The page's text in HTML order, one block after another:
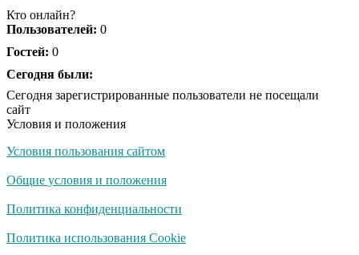
долго
Королева вагона
оставит равнодушным
Семью убитого в
ждут проверки
Экс-бойфренд дочери
Кто онлайн?
Пользователей: 0
Гостей: 0
Сегодня были:
Сегодня зарегистрированные пользователи не посещали
сайт
Условия и положения
Условия пользования сайтом
Общие условия и положения
Политика конфиденциальности
Политика использования Cookie